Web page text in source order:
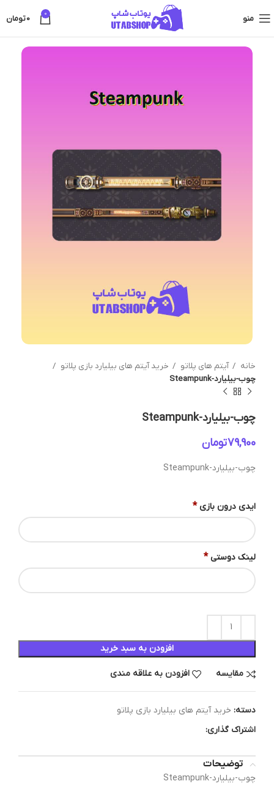
منو 0
0تومان
خانه آیتم های پلاتو
خرید آیتم های بیلیارد بازی پلاتو
چوب-بیلیارد-Steampunk
چوب-بیلیارد-Steampunk
تومان
چوب-بیلیارد-Steampunk
ایدی درون بازی *
لینک دوستی *
افزودن به سبد خرید
مقایسه افزودن به علاقه مندی
دسته: خرید آیتم های بیلیارد بازی پلاتو
اشتراک گذاری:
توضیحات
چوب-بیلیارد-Steampunk